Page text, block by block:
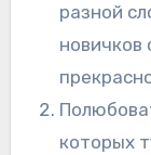
разной
которых